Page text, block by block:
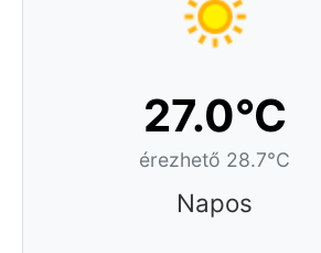
27.0°C
érezhető 28.7°C
Napos